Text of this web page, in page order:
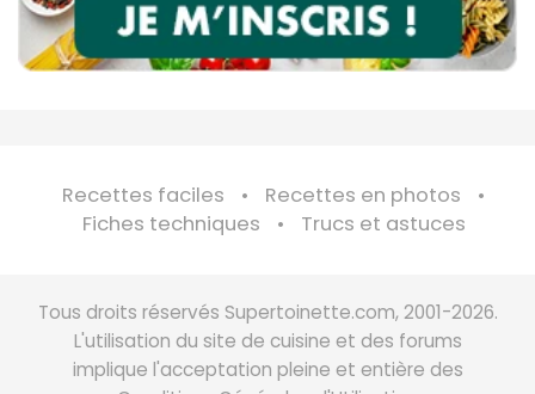
Recettes faciles
Recettes en photos
Fiches techniques
Trucs et astuces
Tous droits réservés Supertoinette.com, 2001-2026.
L'utilisation du site de cuisine et des forums
implique l'acceptation pleine et entière des